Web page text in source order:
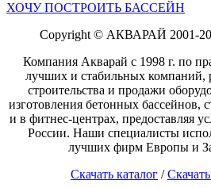
ХОЧУ ПОСТРОИТЬ БАССЕЙН
Copyright © АКВАРАЙ 2001-
Компания Акварай с 1998 г. по
лучших и стабильных
строительства и продажи
изготовления бетонных бассейнов,
и в фитнес-центрах, предоставляя
России. Наши специалисты
лучших фирм Европы и
Скачать каталог /